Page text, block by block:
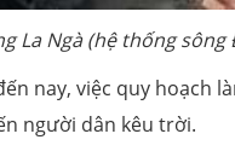
La Ngà (hệ thống
nay, việc quy hoạch
người dân kêu trời.